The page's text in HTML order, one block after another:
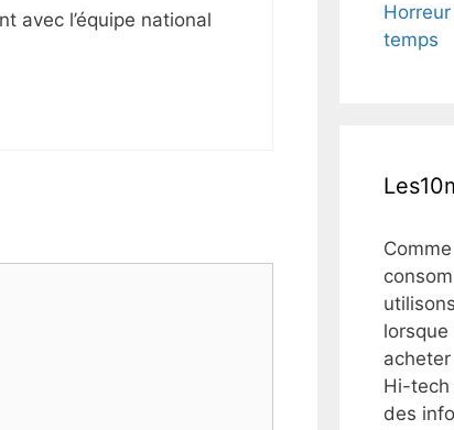
avec l’équipe national
temps
lorsque
Hi-tech
des